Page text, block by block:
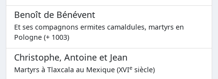
Benoît de Bénévent
Et ses compagnons ermites camaldules, martyrs en
Pologne (+ 1003)
Christophe, Antoine et Jean
Martyrs à Tlaxcala au Mexique (XVIe siècle)